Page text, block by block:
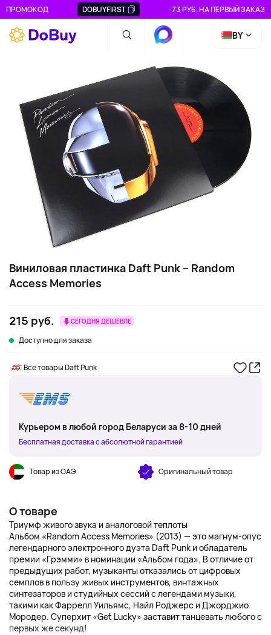
ПРОМОКОД DOBUYFIRST -73 РУБ. НА ПЕРВЫЙ ЗАКАЗ
BY
Виниловая пластинка Daft Punk – Random
Access Memories
215 руб. СЕГОДНЯ ДЕШЕВЛЕ
Доступно для заказа
Все товары Daft Punk
Курьером в любой город Беларуси за 8-10 дней
Бесплатная доставка с абсолютной гарантией
Товар из ОАЭ Оригинальный товар
О товаре
Триумф живого звука и аналоговой теплоты
Альбом «Random Access Memories» (2013) — это магнум-опус
легендарного электронного дуэта Daft Punk и обладатель
премии «Грэмми» в номинации «Альбом года». В отличие от
предыдущих работ, музыканты отказались от цифровых
семплов в пользу живых инструментов, винтажных
синтезаторов и студийных сессий с легендами музыки,
такими как Фаррелл Уильямс, Найл Роджерс и Джорджио
Мородер. Суперхит «Get Lucky» заставит танцевать любого с
первых же секунд!